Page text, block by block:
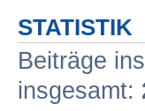
STATISTIK
Beiträge
insgesamt: